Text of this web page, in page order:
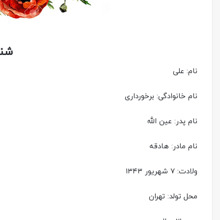
نام: علی
نام خانوادگی: برخورداری
نام پدر: عین الله
نام مادر: هادقه
ولادت: ۷ شهریور ۱۳۴۳
محل تولد: تهران